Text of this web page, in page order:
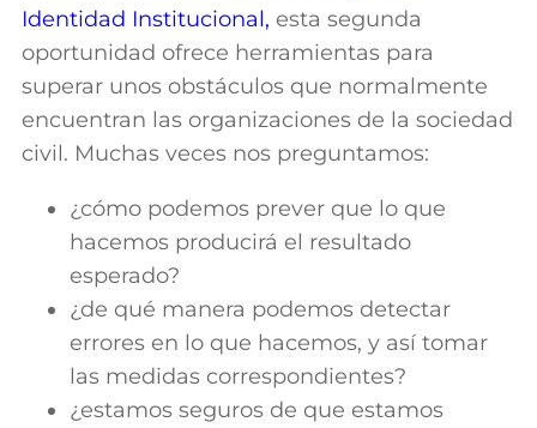
Identidad Institucional, esta segunda
oportunidad ofrece herramientas para
superar unos obstáculos que normalmente
encuentran las organizaciones de la sociedad
civil. Muchas veces nos preguntamos:
¿cómo podemos prever que lo que
hacemos producirá el resultado
esperado?
¿de qué manera podemos detectar
errores en lo que hacemos, y así tomar
las medidas correspondientes?
¿estamos seguros de que estamos